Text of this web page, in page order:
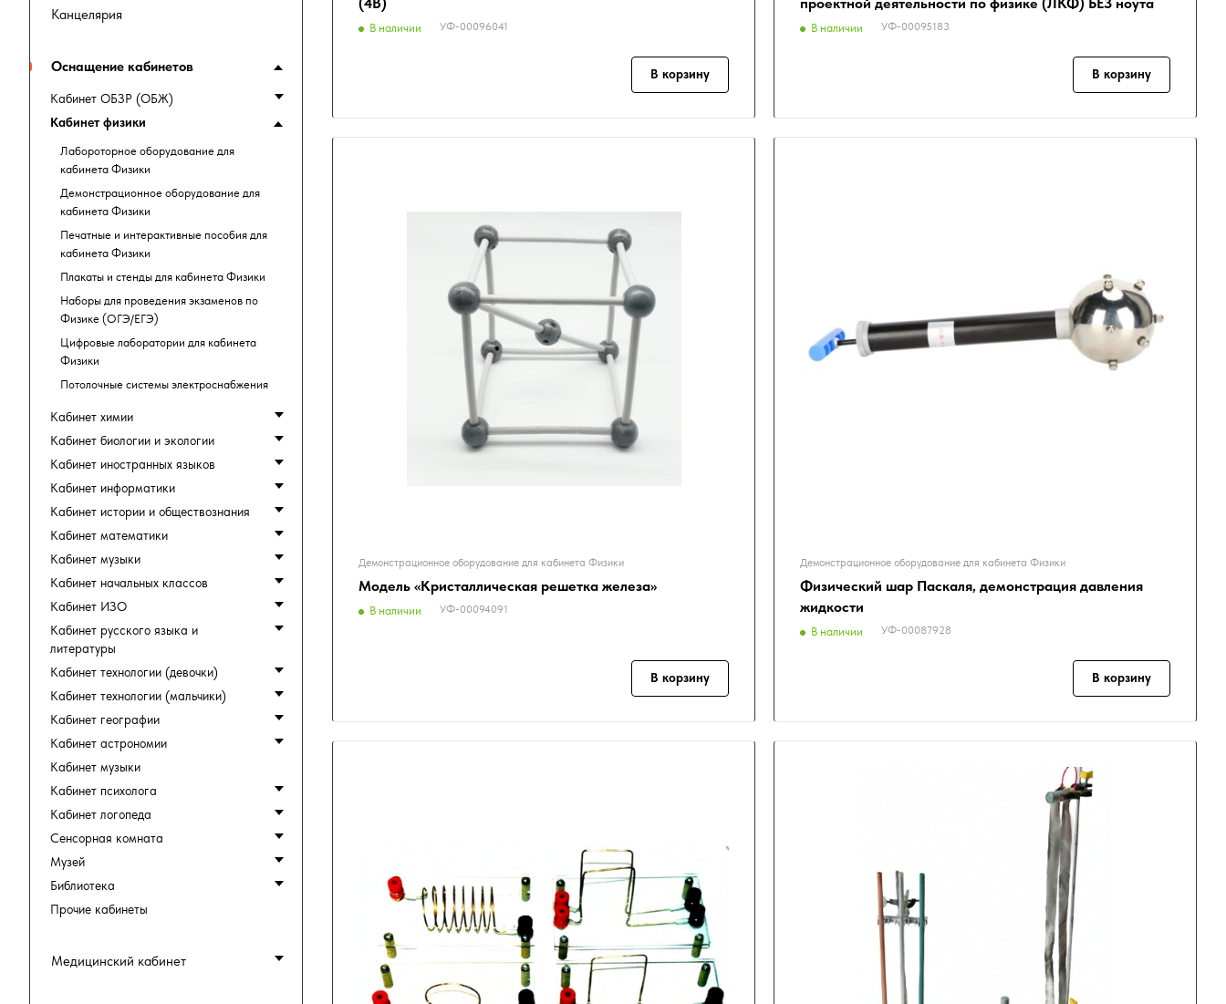
В наличии УФ-00096041
В корзину
В наличии УФ-00095183
В корзину
Демонстрационное оборудование для кабинета Физики
Модель «Кристаллическая решетка железа»
В наличии УФ-00094091
В корзину
Демонстрационное оборудование для кабинета Физики
Физический шар Паскаля, демонстрация давления
жидкости
В наличии УФ-00087928
В корзину
Канцелярия
Оснащение кабинетов
Кабинет ОБЗР (ОБЖ)
Кабинет физики
Лабороторное оборудование для
кабинета Физики
Демонстрационное оборудование для
кабинета Физики
Печатные и интерактивные пособия для
кабинета Физики
Плакаты и стенды для кабинета Физики
Наборы для проведения экзаменов по
Физике (ОГЭ/ЕГЭ)
Цифровые лаборатории для кабинета
Физики
Потолочные системы электроснабжения
Кабинет химии
Кабинет биологии и экологии
Кабинет иностранных языков
Кабинет информатики
Кабинет истории и обществознания
Кабинет математики
Кабинет музыки
Кабинет начальных классов
Кабинет ИЗО
Кабинет русского языка и
литературы
Кабинет технологии (девочки)
Кабинет технологии (мальчики)
Кабинет географии
Кабинет астрономии
Кабинет музыки
Кабинет психолога
Кабинет логопеда
Сенсорная комната
Музей
Библиотека
Прочие кабинеты
Медицинский кабинет